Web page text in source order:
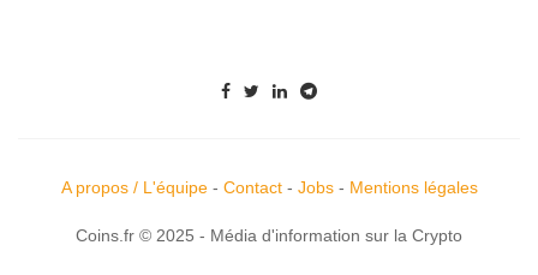
A propos / L'équipe- Contact- Jobs- Mentions légales
Coins.fr © 2025 - Média d'information sur la Crypto